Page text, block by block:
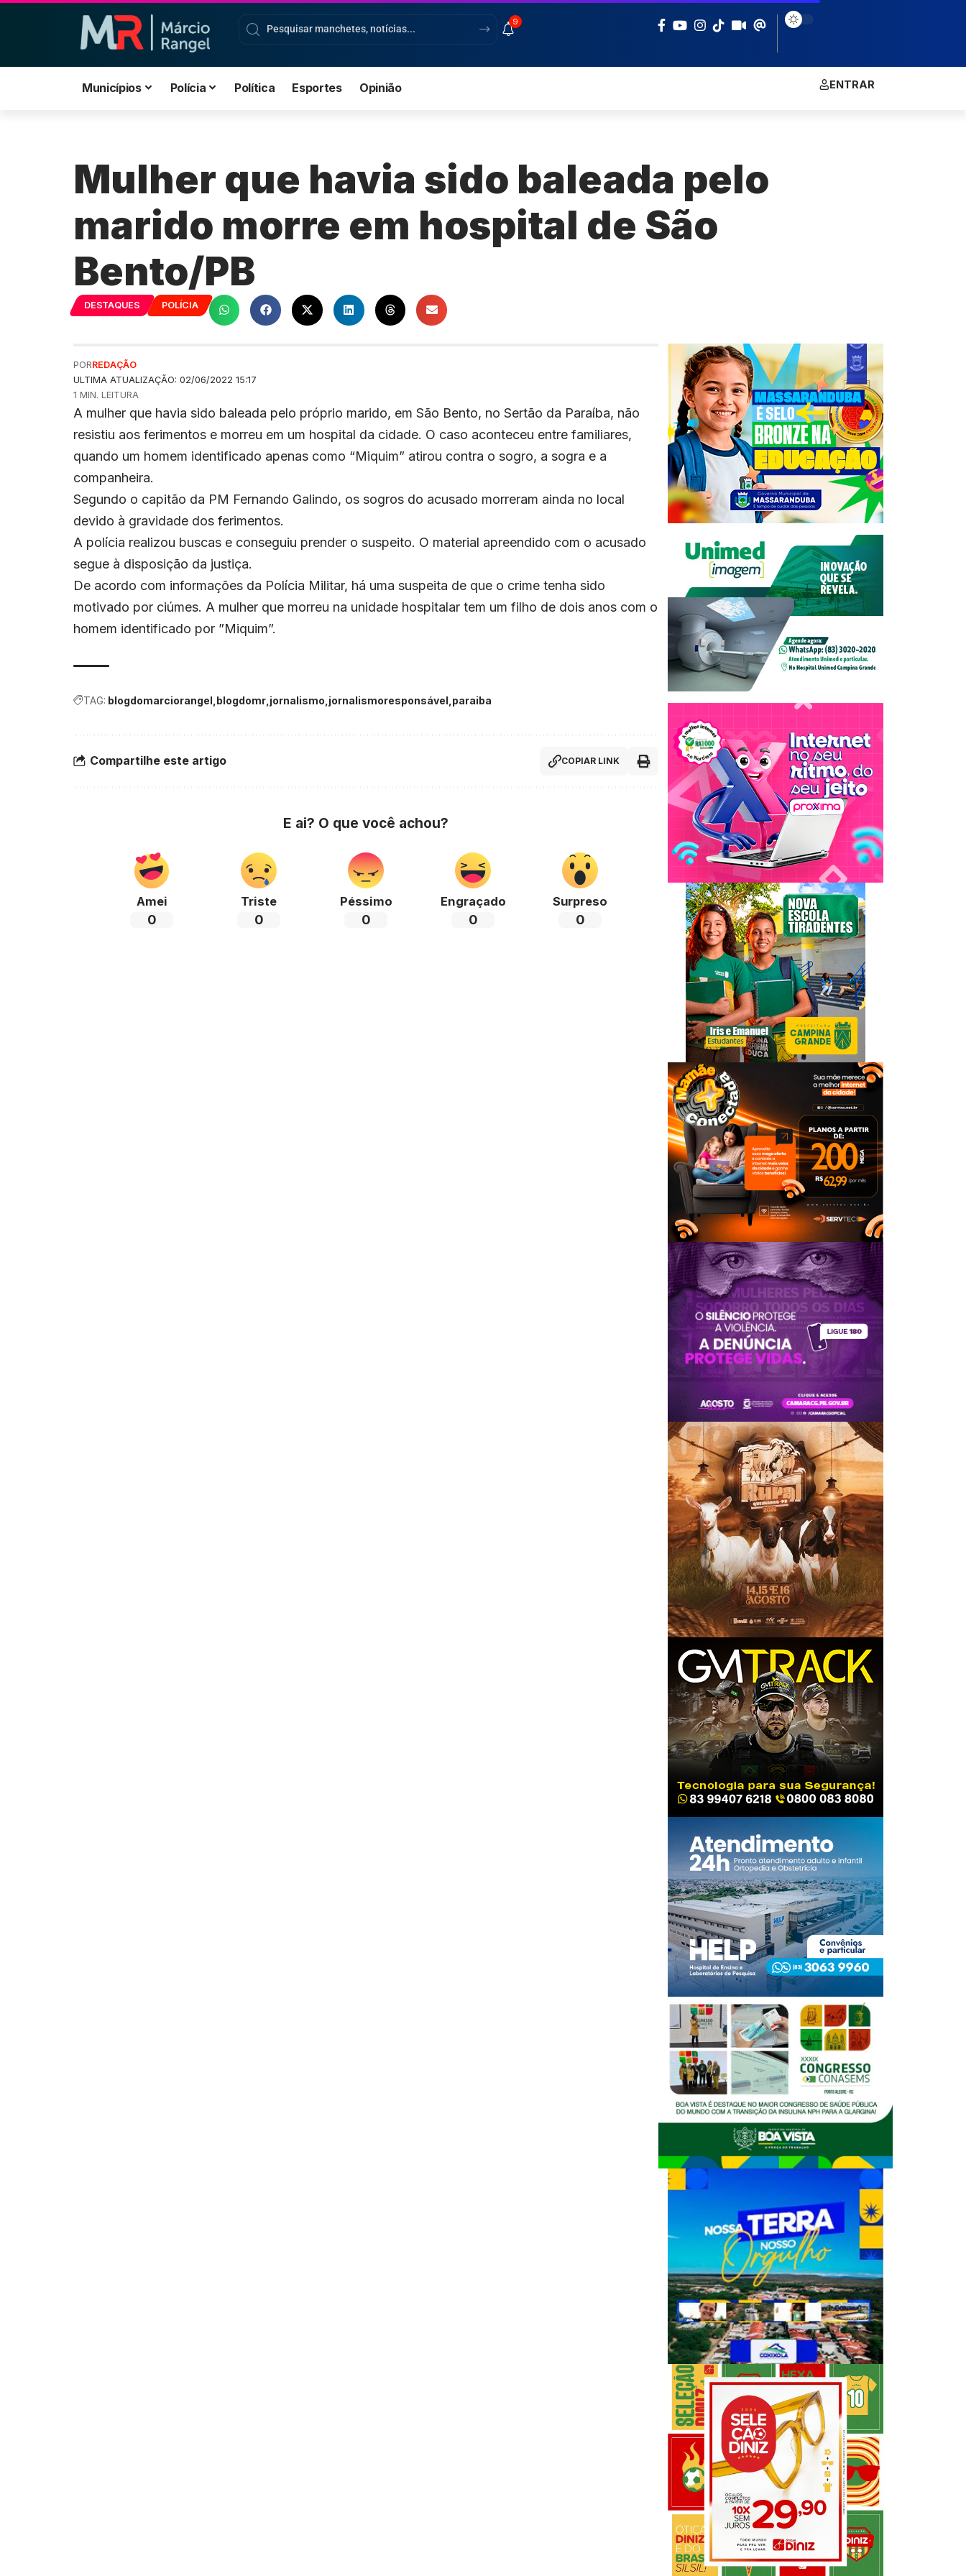
9
Municípios Polícia Política Esportes Opinião ENTRAR
Mulher que havia sido baleada pelo
marido morre em hospital de São
Bento/PB
DESTAQUES POLÍCIA
ULTIMA ATUALIZAÇÃO: 02/06/2022 15:17
PORREDAÇÃO
1 MIN. LEITURA
A mulher que havia sido baleada pelo próprio marido, em São Bento, no Sertão da Paraíba, não
resistiu aos ferimentos e morreu em um hospital da cidade. O caso aconteceu entre familiares,
quando um homem identificado apenas como “Miquim” atirou contra o sogro, a sogra e a
companheira.
Segundo o capitão da PM Fernando Galindo, os sogros do acusado morreram ainda no local
devido à gravidade dos ferimentos.
A polícia realizou buscas e conseguiu prender o suspeito. O material apreendido com o acusado
segue à disposição da justiça.
De acordo com informações da Polícia Militar, há uma suspeita de que o crime tenha sido
motivado por ciúmes. A mulher que morreu na unidade hospitalar tem um filho de dois anos com o
homem identificado por ”Miquim”.
TAG: blogdomarciorangel blogdomr jornalismo jornalismoresponsável paraiba
Compartilhe este artigo COPIAR LINK
E ai? O que você achou?
Amei
0
Triste
0
Péssimo
0
Engraçado
0
Surpreso
0